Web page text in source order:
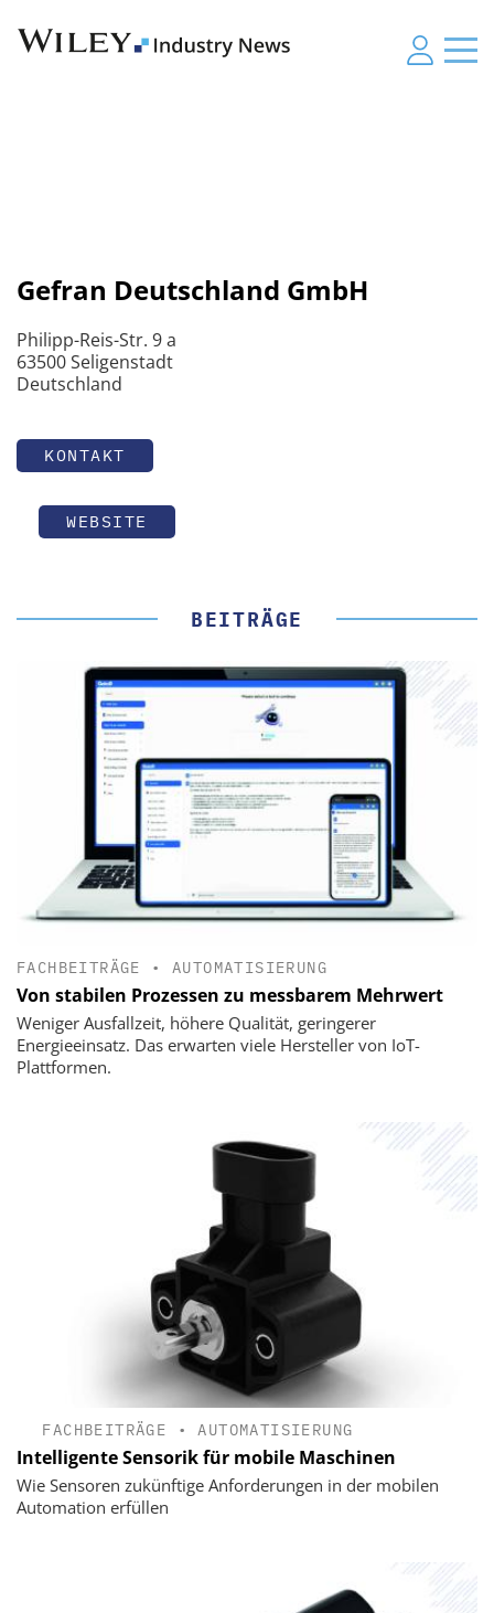
Gefran Deutschland GmbH
Philipp-Reis-Str. 9 a
63500 Seligenstadt
Deutschland
KONTAKT
WEBSITE
BEITRÄGE
FACHBEITRÄGE •AUTOMATISIERUNG
Von stabilen Prozessen zu ­messbarem Mehrwert
Weniger Ausfallzeit, höhere Qualität, geringerer
Energieeinsatz. Das erwarten viele Hersteller von IoT-
Plattformen.
FACHBEITRÄGE •AUTOMATISIERUNG
Intelligente Sensorik für mobile Maschinen
Wie Sensoren zukünftige Anforderungen in der mobilen
Automation erfüllen